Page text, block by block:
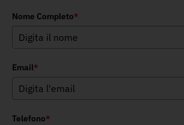
Nome Completo*
Email*
Telefono*